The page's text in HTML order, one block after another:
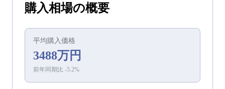
購入相場の概要
平均購入価格
3488万円
前年同期比 -5.2%